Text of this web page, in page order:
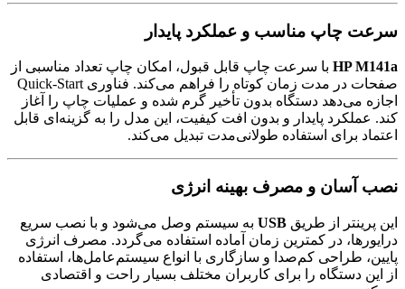
سرعت چاپ مناسب و عملکرد پایدار
HP M141a با سرعت چاپ قابل قبول، امکان چاپ تعداد مناسبی از
صفحات در مدت زمان کوتاه را فراهم می‌کند. فناوری Quick-Start
اجازه می‌دهد دستگاه بدون تأخیر گرم شده و عملیات چاپ را آغاز
کند. عملکرد پایدار و بدون افت کیفیت، این مدل را به گزینه‌ای قابل
اعتماد برای استفاده طولانی‌مدت تبدیل می‌کند.
نصب آسان و مصرف بهینه انرژی
این پرینتر از طریق USB به سیستم وصل می‌شود و با نصب سریع
درایورها، در کمترین زمان آماده استفاده می‌گردد. مصرف انرژی
پایین، طراحی کم‌صدا و سازگاری با انواع سیستم‌عامل‌ها، استفاده
از این دستگاه را برای کاربران مختلف بسیار راحت و اقتصادی